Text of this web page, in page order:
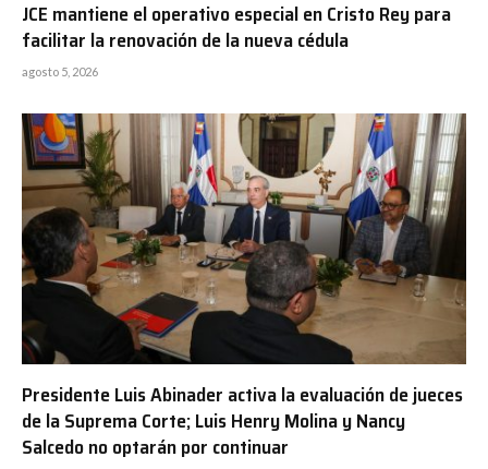
JCE mantiene el operativo especial en Cristo Rey para
facilitar la renovación de la nueva cédula
agosto 5, 2026
Presidente Luis Abinader activa la evaluación de jueces
de la Suprema Corte; Luis Henry Molina y Nancy
Salcedo no optarán por continuar